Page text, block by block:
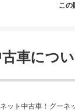
この
車につ
ット中古車！グーネ